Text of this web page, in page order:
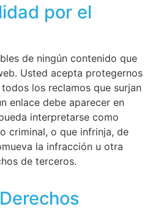
por el
de ningún contenido que
Usted acepta protegernos
los reclamos que surjan
enlace debe aparecer en
interpretarse como
criminal, o que infrinja, de
la infracción u otra
de terceros.